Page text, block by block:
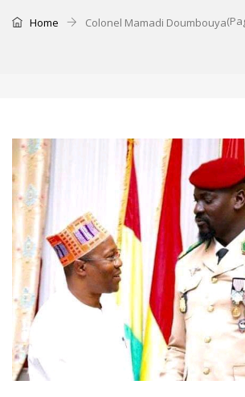
Home Colonel Mamadi Doumbouya